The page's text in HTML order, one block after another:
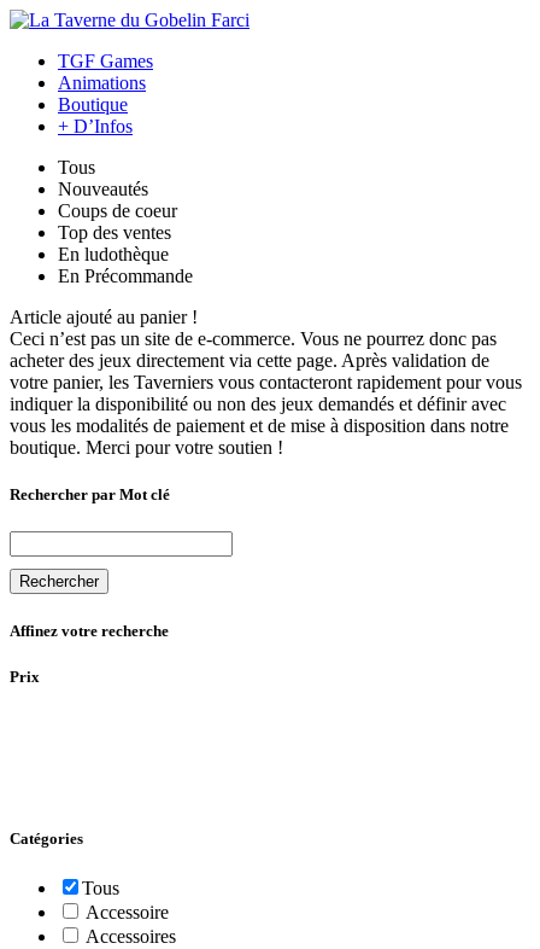
TGF Games
Animations
Boutique
+ D’Infos
Tous
Nouveautés
Coups de coeur
Top des ventes
En ludothèque
En Précommande
Article ajouté au panier !
Ceci n’est pas un site de e-commerce. Vous ne pourrez donc pas
acheter des jeux directement via cette page. Après validation de
votre panier, les Taverniers vous contacteront rapidement pour vous
indiquer la disponibilité ou non des jeux demandés et définir avec
vous les modalités de paiement et de mise à disposition dans notre
boutique. Merci pour votre soutien !
Rechercher par Mot clé
Rechercher
Affinez votre recherche
Prix
Catégories
Tous
Accessoire
Accessoires